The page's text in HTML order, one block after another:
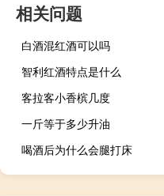
相关问题
白酒混红酒可以吗
智利红酒特点是什么
客拉客小香槟几度
一斤等于多少升油
喝酒后为什么会腿打床